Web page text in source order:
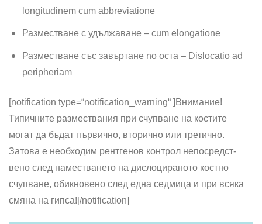
longitudinem cum abbreviatione
Разместване c удължаване – cum elongatione
Разместване със завъртане no оста – Dislocatio ad
peripheriam
[notification type=“notification_warning“ ] Внимание!
Типичните размествания при счупване на костите
могат да бъдат първично, вторично или третично.
Затова е необходим рентгенов контрол непосредст­
вено след наместването на дислоцираното костно
счупване, обикновено след една седмица и при всяка
смяна на гипса![/notification]